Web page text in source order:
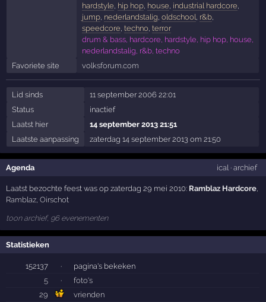
hardstyle, hip hop, house, industrial hardcore,
jump, nederlandstalig, oldschool, r&b,
speedcore, techno, terror
drum & bass, hardcore, hardstyle, hip hop, house,
nederlandstalig, r&b, techno
Favoriete site
volksforum.com
Lid sinds
11 september 2006 22:01
Status
inactief
Laatst hier
14 september 2013 21:51
Laatste aanpassing
zaterdag 14 september 2013 om 21:50
Agenda ical· archief
Laatst bezochte feest was op zaterdag 29 mei 2010: Ramblaz Hardcore
Ramblaz ,Oirschot
toon archief, 96 evenementen
Statistieken
152137 ·
pagina's bekeken
5
·
foto's
29
vrienden